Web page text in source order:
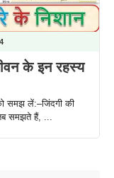
के इन रहस्य
समझ लें:–जिंदगी की
समझते हैं, ...